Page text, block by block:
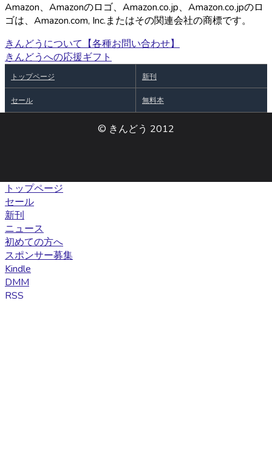
Amazon、Amazonのロゴ、Amazon.co.jp、Amazon.co.jpのロ
ゴは、Amazon.com, Inc.またはその関連会社の商標です。
きんどうについて【各種お問い合わせ】
きんどうへの応援ギフト
トップページ 新刊
セール 無料本
© きんどう 2012
トップページ
セール
新刊
ニュース
初めての方へ
スポンサー募集
Kindle
DMM
RSS